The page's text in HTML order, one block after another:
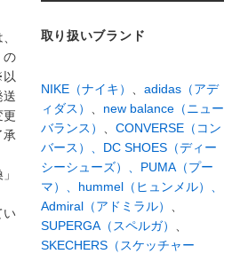
の
送
更
承
い
取り扱いブランド
NIKE（ナイキ） 、 adidas（アデ
ィダス） 、 new balance（ニュー
バランス） 、 CONVERSE（コン
バース）、 DC SHOES（ディー
シーシューズ）、 PUMA（プー
マ）、 hummel（ヒュンメル）、
Admiral（アドミラル） 、
SUPERGA（スペルガ） 、
SKECHERS（スケッチャー